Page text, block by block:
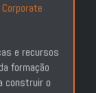
Corporate
e recursos
formação
construir o